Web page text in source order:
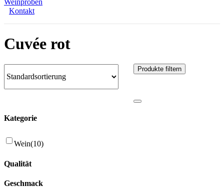
Weinproben
Kontakt
Cuvée rot
Produkte filtern
Kategorie
Wein(10)
Qualität
Geschmack